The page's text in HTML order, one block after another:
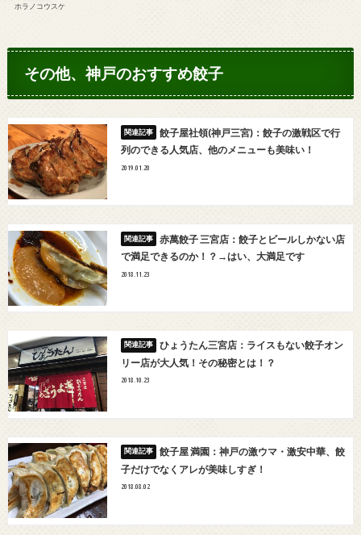
ホラノコウスケ
その他、神戸のおすすめ餃子
餃子屋社領(神戸三宮)：餃子の激戦区で行
列のできる人気店、他のメニューも美味い！
2019.01.20
赤萬餃子 三宮店：餃子とビールしかない店
で満足できるのか！？→はい、大満足です
2018.11.23
ひょうたん三宮店：ライスもない餃子オン
リー店が大人気！その秘密とは！？
2018.10.23
餃子屋 満園：神戸の激ウマ・激安中華、餃
子だけでなくアレが美味しすぎ！
2018.08.02